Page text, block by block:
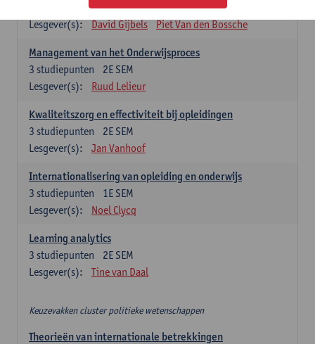
2E SEM
studiepunten
Lesgever(s):
David Gijbels Piet Van den Bossche
Management van het Onderwijsproces
2E SEM
3 studiepunten
Lesgever(s):
Ruud Lelieur
Kwaliteitszorg en effectiviteit bij opleidingen
2E SEM
3 studiepunten
Lesgever(s):
Jan Vanhoof
Internationalisering van opleiding en onderwijs
1E SEM
3 studiepunten
Lesgever(s):
Noel Clycq
Learning analytics
2E SEM
3 studiepunten
Lesgever(s):
Tine van Daal
Keuzevakken cluster politieke wetenschappen
Theorieën van internationale betrekkingen